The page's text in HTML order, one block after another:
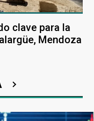
clave para la
Mendoza